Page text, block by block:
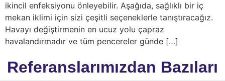
ikincil enfeksiyonu önleyebilir. Aşağıda, sağlıklı bir iç
mekan iklimi için sizi çeşitli seçeneklerle tanıştıracağız.
Havayı değiştirmenin en ucuz yolu çapraz
havalandırmadır ve tüm pencereler günde […]
Referanslarımızdan Bazıları